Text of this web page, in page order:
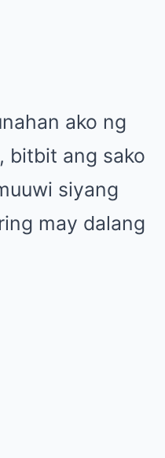
ako ng
bitbit ang sako
siyang
may dalang